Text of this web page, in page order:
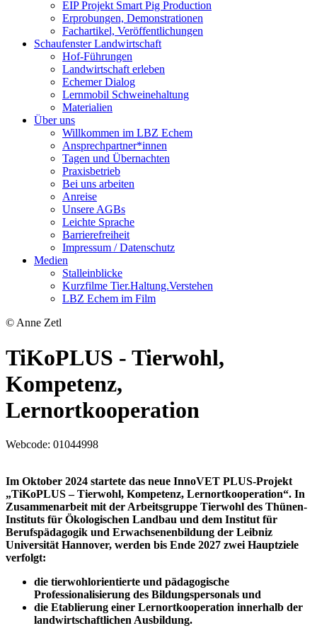
EIP Projekt Smart Pig Production
Erprobungen, Demonstrationen
Fachartikel, Veröffentlichungen
Schaufenster Landwirtschaft
Hof-Führungen
Landwirtschaft erleben
Echemer Dialog
Lernmobil Schweinehaltung
Materialien
Über uns
Willkommen im LBZ Echem
Ansprechpartner*innen
Tagen und Übernachten
Praxisbetrieb
Bei uns arbeiten
Anreise
Unsere AGBs
Leichte Sprache
Barrierefreiheit
Impressum / Datenschutz
Medien
Stalleinblicke
Kurzfilme Tier.Haltung.Verstehen
LBZ Echem im Film
© Anne Zetl
TiKoPLUS - Tierwohl,
Kompetenz,
Lernortkooperation
Webcode: 01044998
Im Oktober 2024 startete das neue InnoVET PLUS-Projekt
„TiKoPLUS – Tierwohl, Kompetenz, Lernortkooperation“. In
Zusammenarbeit mit der Arbeitsgruppe Tierwohl des Thünen-
Instituts für Ökologischen Landbau und dem Institut für
Berufspädagogik und Erwachsenenbildung der Leibniz
Universität Hannover, werden bis Ende 2027 zwei Hauptziele
verfolgt:
die tierwohlorientierte und pädagogische
Professionalisierung des Bildungspersonals und
die Etablierung einer Lernortkooperation innerhalb der
landwirtschaftlichen Ausbildung.